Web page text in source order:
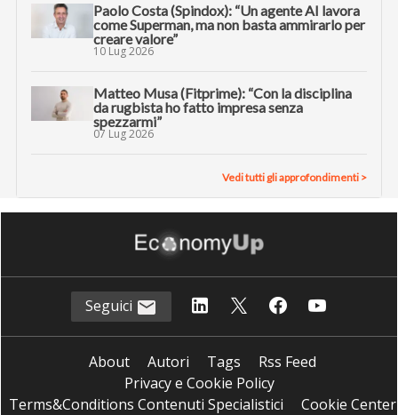
Paolo Costa (Spindox): “Un agente AI lavora
come Superman, ma non basta ammirarlo per
creare valore”
10 Lug 2026
Matteo Musa (Fitprime): “Con la disciplina
da rugbista ho fatto impresa senza
spezzarmi”
07 Lug 2026
Vedi tutti gli approfondimenti >
Seguici
About Autori Tags
Rss Feed
Privacy e Cookie Policy
Terms&Conditions Contenuti Specialistici
Cookie Center